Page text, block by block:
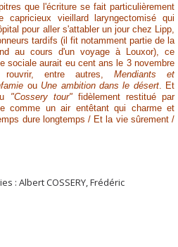
que l'écriture se fait particulièrement
capricieux vieillard laryngectomisé qui
pour aller s'attabler un jour chez Lipp,
tardifs (il fit notamment partie de la
au cours d'un voyage à Louxor), ce
sociale aurait eu cent ans le 3 novembre
rouvrir, entre autres, Mendiants et
ou Une ambition dans le désert. Et
"Cossery tour"fidèlement restitué par
comme un air entêtant qui charme et
dure longtemps / Et la vie sûrement /
:Albert COSSERY,Frédéric